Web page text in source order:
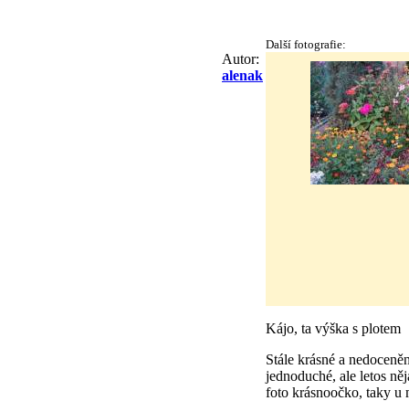
Autor:
alenak
Další fotografie:
Kájo, ta výška s plotem
Stále krásné a
jednoduché, ale letos
foto krásnoočko, taky u